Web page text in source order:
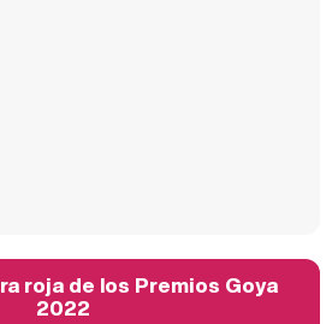
roja de los Premios Goya
2022